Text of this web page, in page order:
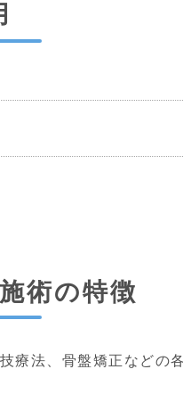
術の特徴
法、骨盤矯正などの